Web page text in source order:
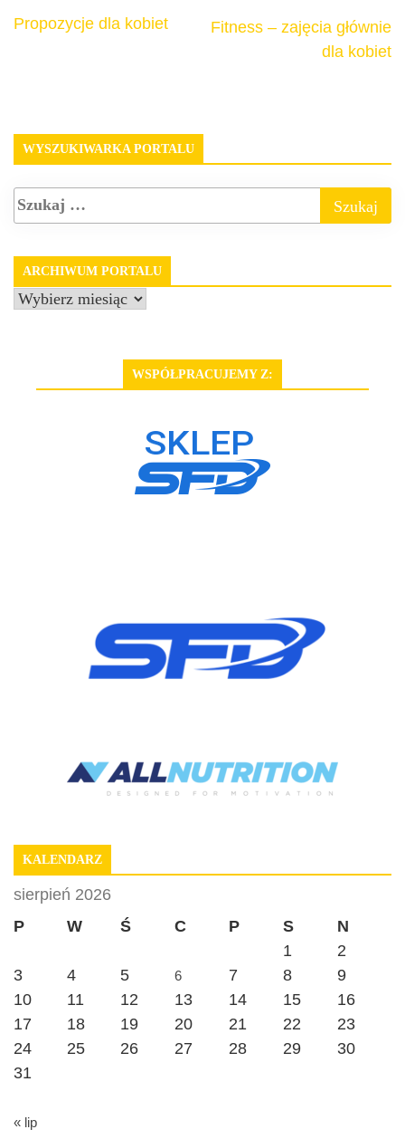
Propozycje dla kobiet
Fitness – zajęcia głównie
dla kobiet
WYSZUKIWARKA PORTALU
ARCHIWUM PORTALU
Archiwum
WSPÓŁPRACUJEMY Z:
KALENDARZ
sierpień 2026
P
W Ś C P S
N
1
2
3
4 5 6 7 8
9
10
11 12 13 14 15
16
17
18 19 20 21 22
23
24
25 26 27 28 29
30
31
« lip